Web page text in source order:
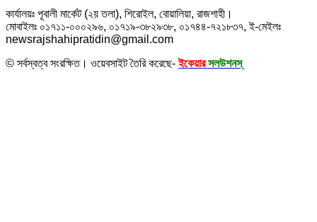
কার্যালয়ঃ পূবালী মার্কেট (২য় তলা), শিরোইল, বোয়ালিয়া, রাজশাহী।
মোবাইলঃ ০১৭১১-০০০২৯৬, ০১৭১৯-৩৮২৯৩৮, ০১৭৪৪-৭২১৮৩৭, ই-মেইলঃ
newsrajshahipratidin@gmail.com
© সর্বস্বত্ব সংরক্ষিত। ওয়েবসাইট তৈরি করেছে-ইকেয়ার সলউশনস্